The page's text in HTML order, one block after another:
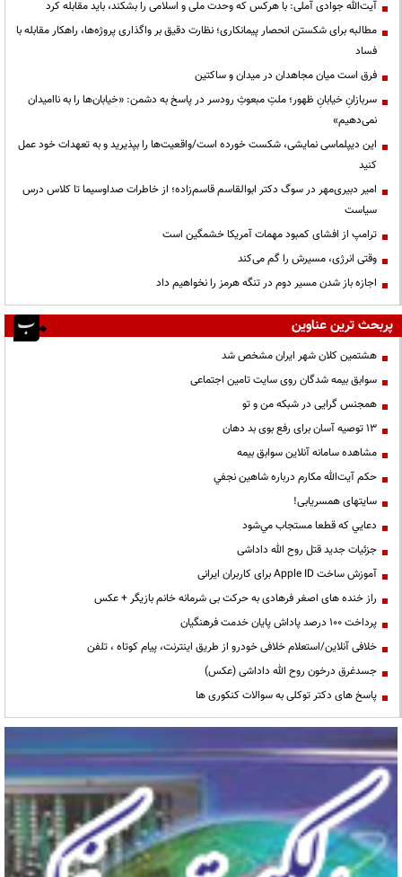
آیت‌الله جوادی آملی: با هرکس که وحدت ملی و اسلامی را بشکند، باید مقابله کرد
مطالبه برای شکستن انحصار پیمانکاری؛ نظارت دقیق بر واگذاری پروژه‌ها، راهکار مقابله با
فساد
فرق است میان مجاهدان در میدان و ساکتین
سربازانِ خیابانِ ظهور؛ ملتِ مبعوثِ رودسر در پاسخ به دشمن: «خیابان‌ها را به ناامیدان
نمی‌دهیم»
این دیپلماسی نمایشی، شکست خورده است/واقعیت‌ها را بپذیرید و به تعهدات خود عمل
کنید
امیر دبیری‌مهر در سوگ دکتر ابوالقاسم قاسم‌زاده؛ از خاطرات صداوسیما تا کلاس درس
سیاست
ترامپ از افشای کمبود مهمات آمریکا خشمگین است
وقتی انرژی، مسیرش را گم می‌کند
اجازه باز شدن مسیر دوم در تنگه هرمز را نخواهیم داد
پربحث ترین عناوین
هشتمین کلان شهر ایران مشخص شد
سوابق بیمه شدگان روی سایت تامین اجتماعی
همجنس گرایی در شبکه من و تو
13 توصیه آسان برای رفع بوی بد دهان
مشاهده سامانه آنلاين سوابق بیمه
حكم آيت‌الله مكارم درباره شاهين نجفي
سایتهای همسریابی!
دعايي كه قطعا مستجاب مي‌شود
جزئیات جدید قتل روح الله داداشی
آموزش ساخت Apple ID برای کاربران ایرانی
راز خنده های اصغر فرهادی به حرکت بی شرمانه خانم بازیگر + عکس
پرداخت ۱۰۰ درصد پاداش پایان خدمت فرهنگیان
خلافی آنلاین/استعلام خلافی خودرو از طریق اینترنت، پیام کوتاه ، تلفن
جسدغرق درخون روح الله داداشی (عکس)
پاسخ های دکتر توکلی به سوالات کنکوری ها